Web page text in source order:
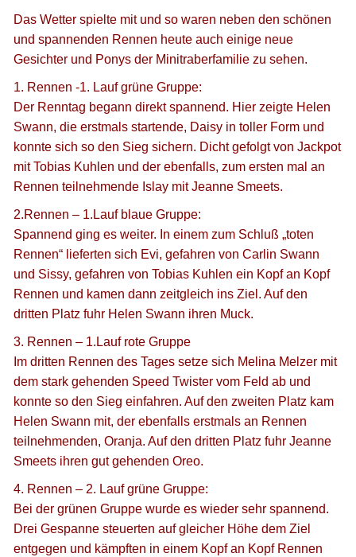
Das Wetter spielte mit und so waren neben den schönen
und spannenden Rennen heute auch einige neue
Gesichter und Ponys der Minitraberfamilie zu sehen.
1. Rennen -1. Lauf grüne Gruppe:
Der Renntag begann direkt spannend. Hier zeigte Helen
Swann, die erstmals startende, Daisy in toller Form und
konnte sich so den Sieg sichern. Dicht gefolgt von Jackpot
mit Tobias Kuhlen und der ebenfalls, zum ersten mal an
Rennen teilnehmende Islay mit Jeanne Smeets.
2.Rennen – 1.Lauf blaue Gruppe:
Spannend ging es weiter. In einem zum Schluß „toten
Rennen“ lieferten sich Evi, gefahren von Carlin Swann
und Sissy, gefahren von Tobias Kuhlen ein Kopf an Kopf
Rennen und kamen dann zeitgleich ins Ziel. Auf den
dritten Platz fuhr Helen Swann ihren Muck.
3. Rennen – 1.Lauf rote Gruppe
Im dritten Rennen des Tages setze sich Melina Melzer mit
dem stark gehenden Speed Twister vom Feld ab und
konnte so den Sieg einfahren. Auf den zweiten Platz kam
Helen Swann mit, der ebenfalls erstmals an Rennen
teilnehmenden, Oranja. Auf den dritten Platz fuhr Jeanne
Smeets ihren gut gehenden Oreo.
4. Rennen – 2. Lauf grüne Gruppe:
Bei der grünen Gruppe wurde es wieder sehr spannend.
Drei Gespanne steuerten auf gleicher Höhe dem Ziel
entgegen und kämpften in einem Kopf an Kopf Rennen